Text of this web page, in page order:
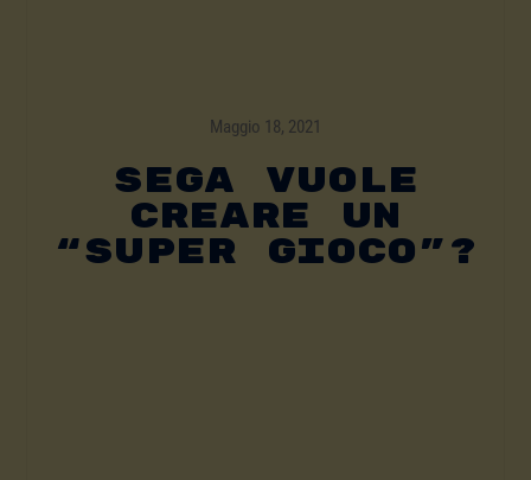
Maggio 18, 2021
SEGA Vuole
Creare Un
“super Gioco”?